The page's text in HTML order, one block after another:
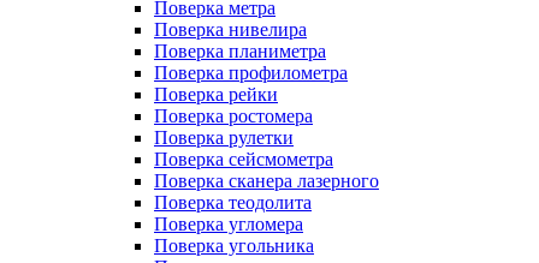
Поверка метра
Поверка нивелира
Поверка планиметра
Поверка профилометра
Поверка рейки
Поверка ростомера
Поверка рулетки
Поверка сейсмометра
Поверка сканера лазерного
Поверка теодолита
Поверка угломера
Поверка угольника